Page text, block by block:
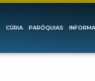
CÚRIA PARÓQUIAS